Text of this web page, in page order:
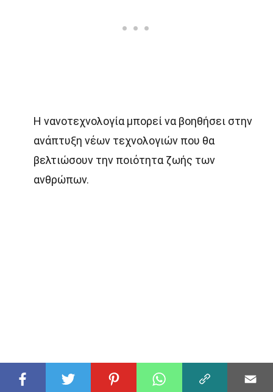
Η νανοτεχνολογία μπορεί να βοηθήσει στην
ανάπτυξη νέων τεχνολογιών που θα
βελτιώσουν την ποιότητα ζωής των
ανθρώπων.
Η Νανοτεχνολογία Αλλάζει τον